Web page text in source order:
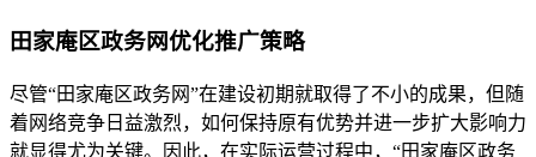
田家庵区政务网优化推广策略
尽管“田家庵区政务网”在建设初期就取得了不小的成果，但随
着网络竞争日益激烈，如何保持原有优势并进一步扩大影响力
就显得尤为关键。因此，在实际运营过程中，“田家庵区政务